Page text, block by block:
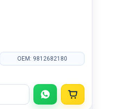
OEM: 9812682180